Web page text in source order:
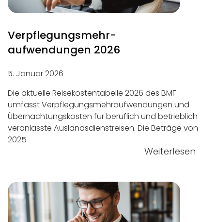
Verpflegungs­­mehr­­
aufwendungen 2026
5. Januar 2026
Die aktuelle Reisekostentabelle 2026 des BMF
umfasst Verpflegungsmehraufwendungen und
Übernachtungskosten für beruflich und betrieblich
veranlasste Auslandsdienstreisen. Die Beträge von
2025
Weiterlesen